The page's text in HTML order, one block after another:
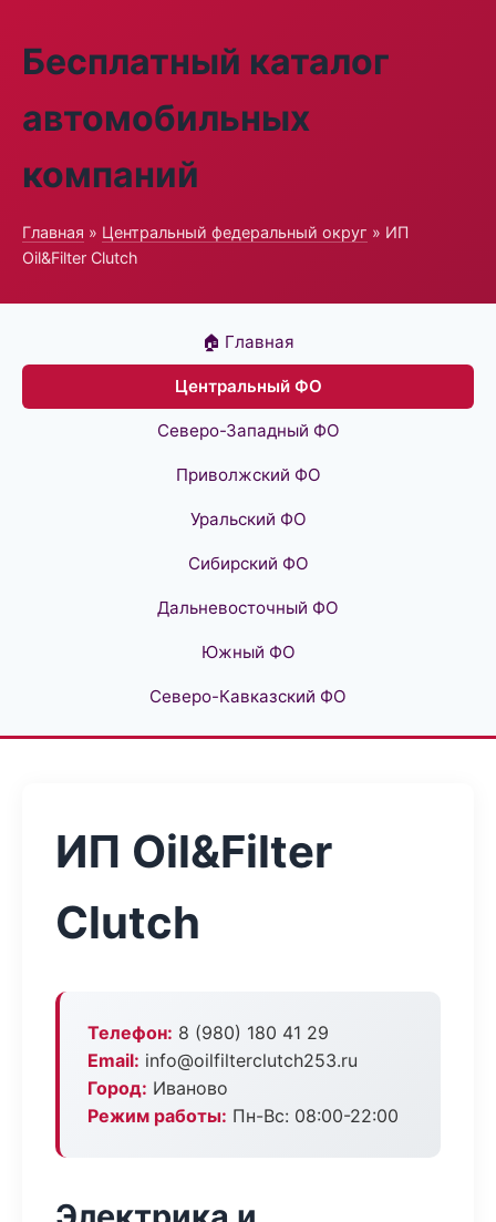
Бесплатный каталог
автомобильных
компаний
Главная » Центральный федеральный округ » ИП
Oil&Filter Clutch
🏠 Главная
Центральный ФО
Северо-Западный ФО
Приволжский ФО
Уральский ФО
Сибирский ФО
Дальневосточный ФО
Южный ФО
Северо-Кавказский ФО
ИП Oil&Filter
Clutch
Телефон: 8 (980) 180 41 29
Email: info@oilfilterclutch253.ru
Город: Иваново
Режим работы: Пн-Вс: 08:00-22:00